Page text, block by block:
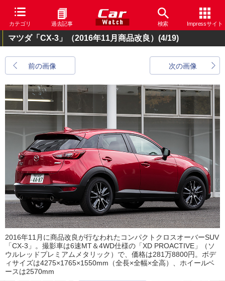
カテゴリ 過去記事 検索 Impressサイト
マツダ「CX-3」（2016年11月商品改良） (4/19)
前の画像 次の画像
2016年11月に商品改良が行なわれたコンパクトクロスオーバーSUV
「CX-3」。撮影車は6速MT＆4WD仕様の「XD PROACTIVE」（ソ
ウルレッドプレミアムメタリック）で、価格は281万8800円。ボデ
ィサイズは4275×1765×1550mm（全長×全幅×全高）、ホイールベ
ースは2570mm